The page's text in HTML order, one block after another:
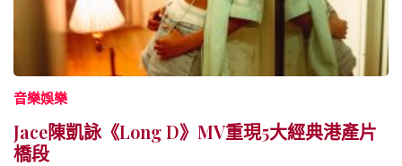
音樂娛樂
Jace陳凱詠《Long D》MV重現5大經典港產片
橋段